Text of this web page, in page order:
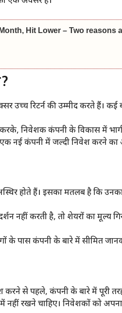
Hit Lower – Two reasons
उच्च रिटर्न की उम्मीद करते हैं।
निवेशक कंपनी के विकास में
कंपनी में जल्दी निवेश करने का
होते हैं। इसका मतलब है कि
नहीं करती है, तो शेयरों का मूल्य
पास कंपनी के बारे में सीमित
से पहले, कंपनी के बारे में पूरी
रखने चाहिए। निवेशकों को अपना